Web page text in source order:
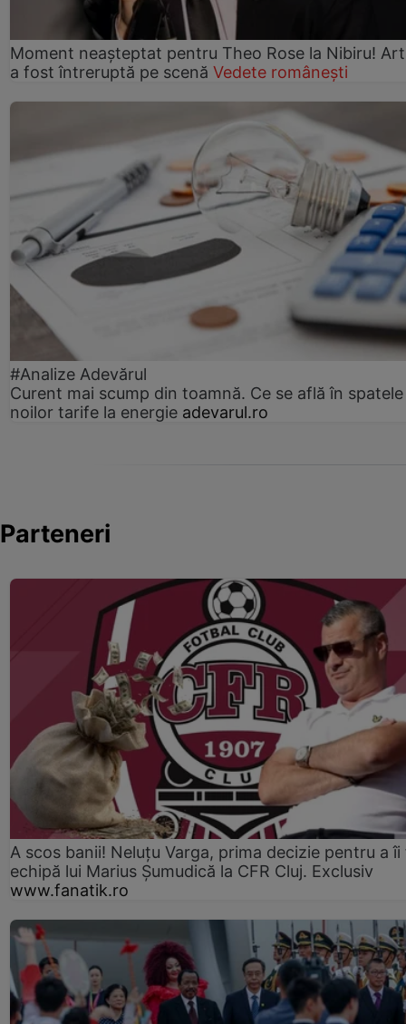
Moment neașteptat pentru Theo Rose la Nibiru!
a fost întreruptă pe scenă Vedete românești
#Analize Adevărul
Curent mai scump din toamnă. Ce se află în spatele
noilor tarife la energie adevarul.ro
Parteneri
A scos banii! Neluțu Varga, prima decizie pentru a îi
echipă lui Marius Șumudică la CFR Cluj. Exclusiv
www.fanatik.ro